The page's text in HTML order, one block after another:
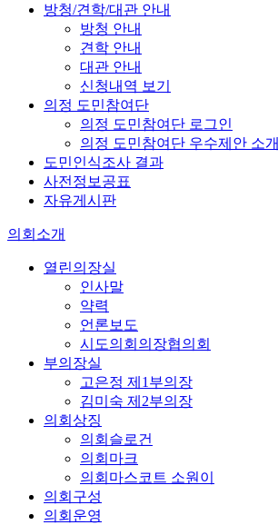
방청/견학/대관 안내
방청 안내
견학 안내
대관 안내
신청내역 보기
의정 도민참여단
의정 도민참여단 로그인
의정 도민참여단 우수제안 소개
도민인식조사 결과
사전정보공표
자유게시판
의회소개
열린의장실
인사말
약력
언론보도
시도의회의장협의회
부의장실
고은정 제1부의장
김미숙 제2부의장
의회상징
의회슬로건
의회마크
의회마스코트 소원이
의회구성
의회운영